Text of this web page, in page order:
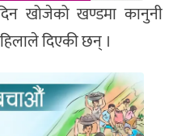
खोजेको खण्डमा कानुनी
दिएकी छन् ।